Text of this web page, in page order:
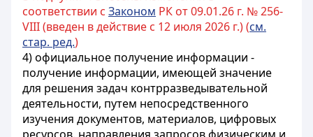
соответствии с Законом РК от 09.01.26 г. № 256-
VIII (введен в действие с 12 июля 2026 г.) (см.
стар. ред.)
4) официальное получение информации -
получение информации, имеющей значение
для решения задач контрразведывательной
деятельности, путем непосредственного
изучения документов, материалов, цифровых